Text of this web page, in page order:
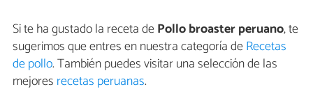
Si te ha gustado la receta dePollo broaster peruano, te
sugerimos que entres en nuestra categoría deRecetas
de pollo. También puedes visitar una selección de las
mejores recetas peruanas.